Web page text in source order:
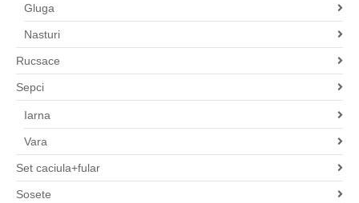
Gluga
Nasturi
Rucsace
Sepci
Iarna
Vara
Set caciula+fular
Sosete